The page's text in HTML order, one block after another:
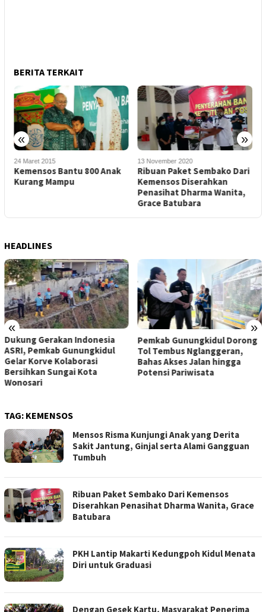
BERITA TERKAIT
« »
24 Maret 2015
Kemensos Bantu 800 Anak
Kurang Mampu
13 November 2020
Ribuan Paket Sembako Dari
Kemensos Diserahkan
Penasihat Dharma Wanita,
Grace Batubara
HEADLINES
« »
Dukung Gerakan Indonesia
ASRI, Pemkab Gunungkidul
Gelar Korve Kolaborasi
Bersihkan Sungai Kota
Wonosari
Pemkab Gunungkidul Dorong
Tol Tembus Nglanggeran,
Bahas Akses Jalan hingga
Potensi Pariwisata
TAG: KEMENSOS
Mensos Risma Kunjungi Anak yang Derita
Sakit Jantung, Ginjal serta Alami Gangguan
Tumbuh
Ribuan Paket Sembako Dari Kemensos
Diserahkan Penasihat Dharma Wanita, Grace
Batubara
PKH Lantip Makarti Kedungpoh Kidul Menata
Diri untuk Graduasi
Dengan Gesek Kartu, Masyarakat Penerima